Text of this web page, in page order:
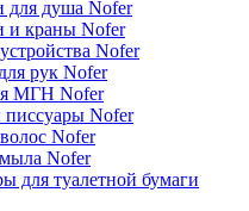
для душа Nofer
и краны Nofer
Nofer
рук Nofer
МГН Nofer
Nofer
Nofer
Nofer
для туалетной бумаги